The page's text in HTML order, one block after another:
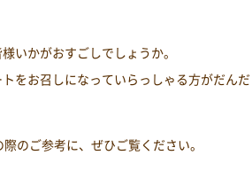
いかがおすごしでしょうか。
をお召しになっていらっしゃる方がだんだ
のご参考に、ぜひご覧ください。